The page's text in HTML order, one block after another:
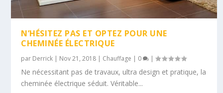
N’HÉSITEZ PAS ET OPTEZ POUR UNE
CHEMINÉE ÉLECTRIQUE
par Derrick | Nov 21, 2018 | Chauffage | 0 |
Ne nécessitant pas de travaux, ultra design et pratique, la
cheminée électrique séduit. Véritable...